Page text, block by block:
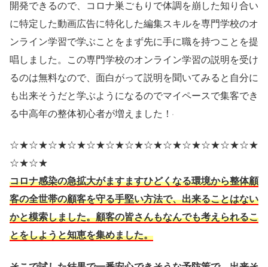
開発できるので、コロナ巣ごもりで体調を崩した知り合い
に特定した動画広告に特化した編集スキルを専門学校のオ
ンライン学習で学ぶことをまず先に手に職を持つことを提
唱しました。この専門学校のオンライン学習の説明を受け
るのは無料なので、面白がって説明を聞いてみると自分に
も出来そうだと学ぶようになるのでマイペースで集客でき
る中高年の整体初心者が増えました！
☆★☆★☆★☆★☆★☆★☆★☆★☆★☆★☆★☆★☆★
☆★☆★
コロナ感染の急拡大がますますひどくなる環境から整体顧
客の全世帯の顧客を守る手堅い方法で、出来ることはない
かと模索しました。顧客の皆さんもなんでも考えられるこ
とをしようと知恵を集めました。